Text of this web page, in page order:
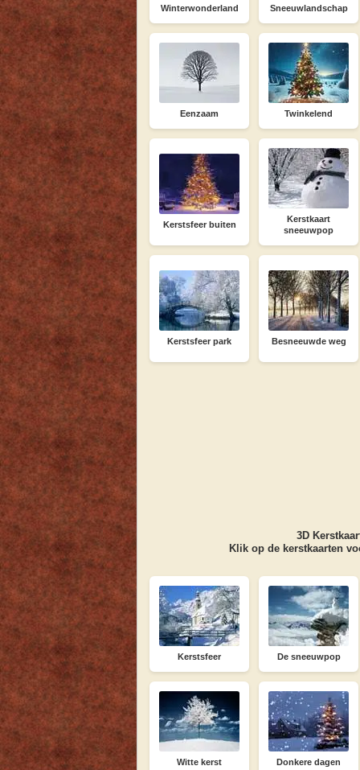
Winterwonderland Sneeuwlandschap
Eenzaam Twinkelend
Kerstsfeer buiten
Kerstkaart
sneeuwpop
Kerstsfeer park Besneeuwde weg
3D
Klik op de kerstkaarten
Kerstsfeer De sneeuwpop
Witte kerst Donkere dagen